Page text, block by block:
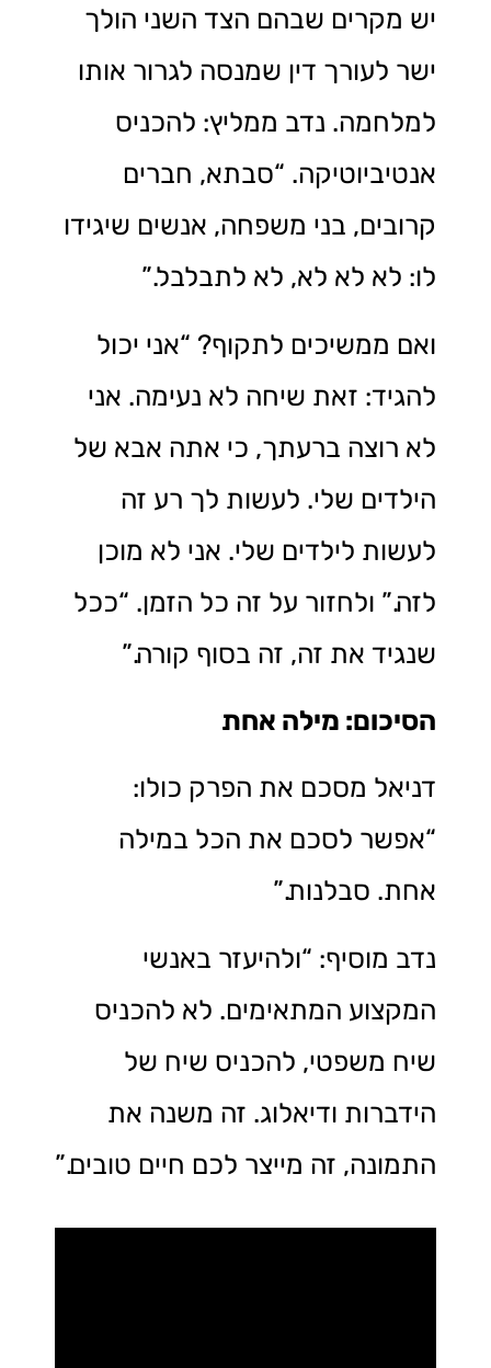
יש מקרים שבהם הצד השני הולך
ישר לעורך דין שמנסה לגרור אותו
למלחמה. נדב ממליץ: להכניס
אנטיביוטיקה. “סבתא, חברים
קרובים, בני משפחה, אנשים שיגידו
לו: לא לא לא, לא לתבלבל.”
ואם ממשיכים לתקוף? “אני יכול
להגיד: זאת שיחה לא נעימה. אני
לא רוצה ברעתך, כי אתה אבא של
הילדים שלי. לעשות לך רע זה
לעשות לילדים שלי. אני לא מוכן
לזה.” ולחזור על זה כל הזמן. “ככל
שנגיד את זה, זה בסוף קורה.”
הסיכום: מילה אחת
דניאל מסכם את הפרק כולו:
“אפשר לסכם את הכל במילה
אחת. סבלנות.”
נדב מוסיף: “ולהיעזר באנשי
המקצוע המתאימים. לא להכניס
שיח משפטי, להכניס שיח של
הידברות ודיאלוג. זה משנה את
התמונה, זה מייצר לכם חיים טובים.”